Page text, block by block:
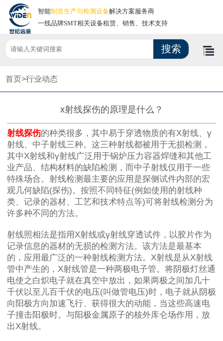
智能制造生产与检测设备解决方案服务商
一线品牌SMT相关设备租赁、销售、技术支持
首页>行业动态
x射线探伤的原理是什么？
射线探伤的种类很多，其中易于穿透物质的有X射线、γ
射线、中子射线三种。这三种射线都被用于无损检测，
其中X射线和γ射线广泛用于锅炉压力容器焊缝和其他工
业产品、结构材料的缺陷检测，而中子射线仅用于一些
特殊场合。射线检测最主要的应用是探侧试件内部的宏
观几何缺陷(探伤)。按照不同特征(例如使用的射线种
类、记录的器材、工艺和技术特点等)可将射线检测分为
许多种不同的方法。
射线照相法是指用X射线或γ射线穿透试件，以胶片作为
记录信息的器材的无损的检测方法。该方法是最基本
的，应用最广泛的一种射线检测方法。X射线是从X射线
管中产生的，X射线管是一种两极电子管。将阴极灯丝通
电使之白炽电子就在真空中放出，如果两极之间加几十
千伏以至儿百千伏的电压(叫做管电压)时，电子就从阴极
向阳极方向加速飞行、获得很大的动能，当这些高速电
子撞击阳极时。与阳极金属原子的核外库仑场作用，放
出X射线。